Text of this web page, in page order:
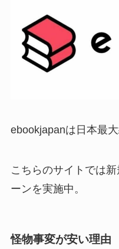
ebookjapanは日本最
こちらのサイトでは
ーンを実施中。
怪物事変が安い理由